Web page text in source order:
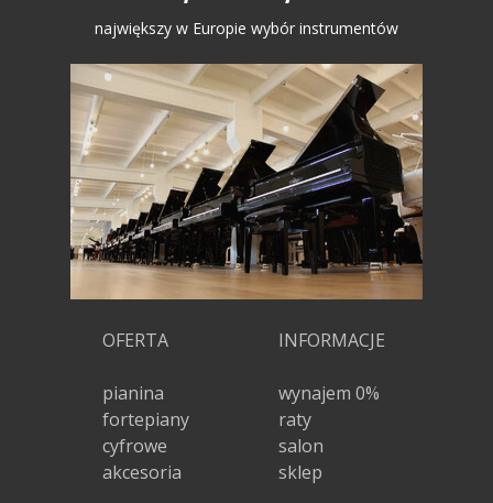
INFORMACJE
wynajem 0%
raty
salon
sklep
największy w Europie wybór instrumentów
OFERTA
pianina
fortepiany
cyfrowe
akcesoria